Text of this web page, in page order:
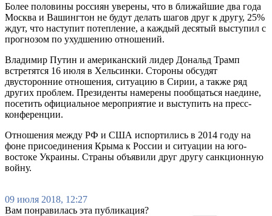
Более половины россиян уверены, что в ближайшие два года
Москва и Вашингтон не будут делать шагов друг к другу, 25%
ждут, что наступит потепление, а каждый десятый выступил с
прогнозом по ухудшению отношений.
Владимир Путин и американский лидер Дональд Трамп
встретятся 16 июля в Хельсинки. Стороны обсудят
двусторонние отношения, ситуацию в Сирии, а также ряд
других проблем. Президенты намерены пообщаться наедине,
посетить официальное мероприятие и выступить на пресс-
конференции.
Отношения между РФ и США испортились в 2014 году на
фоне присоединения Крыма к России и ситуации на юго-
востоке Украины. Страны объявили друг другу санкционную
войну.
09 июля 2018, 12:27
Вам понравилась эта публикация?